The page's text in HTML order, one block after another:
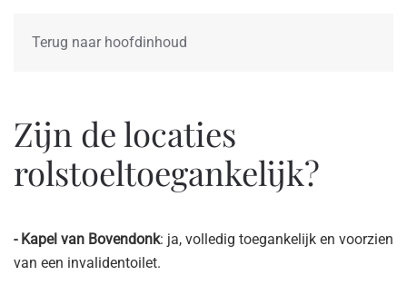
Terug naar hoofdinhoud
Zijn de locaties
rolstoeltoegankelijk?
- Kapel van Bovendonk: ja, volledig toegankelijk en voorzien
van een invalidentoilet.